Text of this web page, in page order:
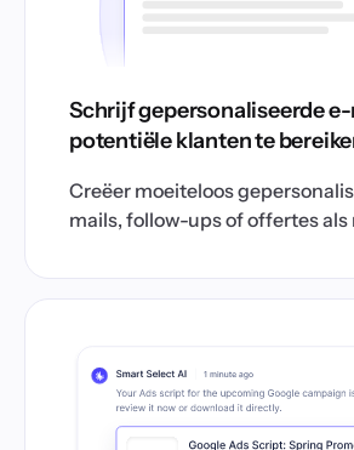
Schrijf gepersonaliseerde
potentiële klanten te
Creëer moeiteloos
mails, follow-ups of offertes als